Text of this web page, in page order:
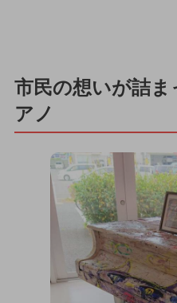
市民の想いが詰
アノ